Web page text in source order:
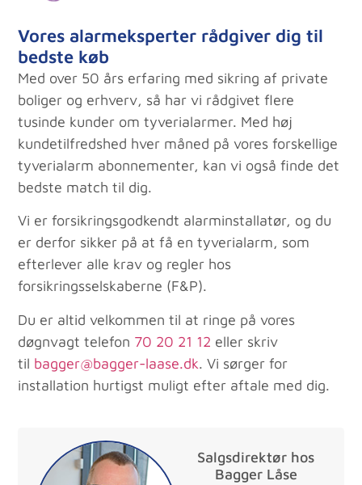
Vores alarmeksperter rådgiver dig til
bedste køb
Med over 50 års erfaring med sikring af private
boliger og erhverv, så har vi rådgivet flere
tusinde kunder om tyverialarmer. Med høj
kundetilfredshed hver måned på vores forskellige
tyverialarm abonnementer, kan vi også finde det
bedste match til dig.
Vi er forsikringsgodkendt alarminstallatør, og du
er derfor sikker på at få en tyverialarm, som
efterlever alle krav og regler hos
forsikringsselskaberne (F&P).
Du er altid velkommen til at ringe på vores
døgnvagt telefon 70 20 21 12 eller skriv
til bagger@bagger-laase.dk. Vi sørger for
installation hurtigst muligt efter aftale med dig.
Salgsdirektør hos
Bagger Låse